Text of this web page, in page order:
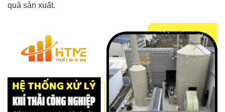
quả sản xuất.